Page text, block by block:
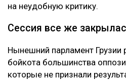
на неудобную критику.
Сессия все же
Нынешний парламент Грузии
бойкота большинства
которые не признали